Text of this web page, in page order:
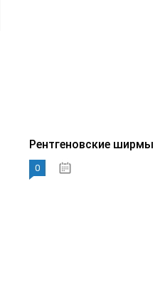
Рентгеновские ширмы
0